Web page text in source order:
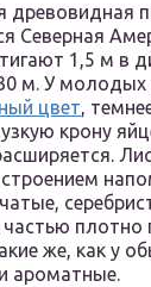
древовидная
Северная
1,5 м в
м. У молодых
цвет,
крону
частью
же, как у
ароматные.